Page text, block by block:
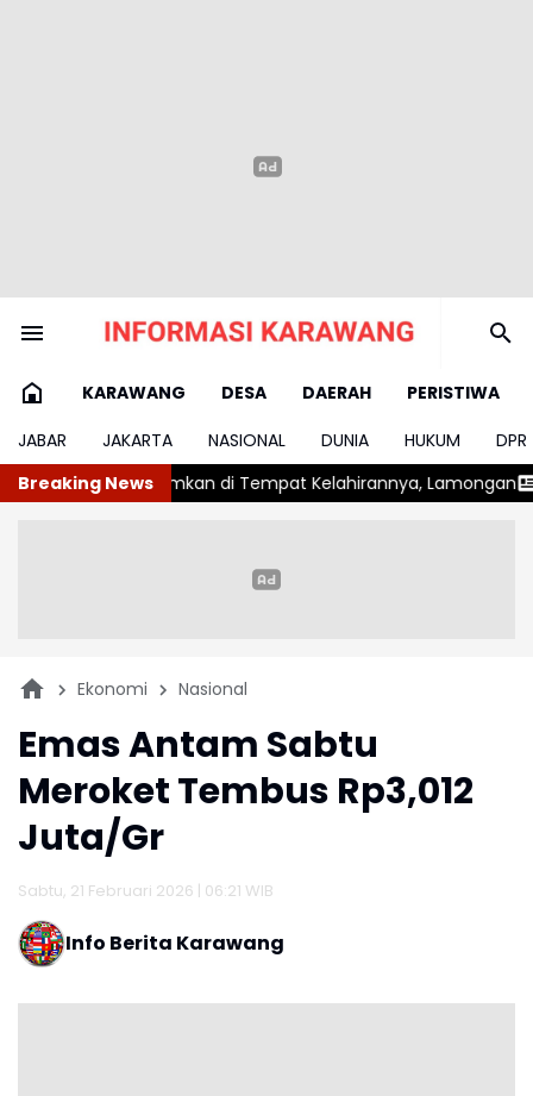
KARAWANG DESA DAERAH
PERISTIWA
JABAR
JAKARTA NASIONAL DUNIA HUKUM
DPR
Breaking News
Tempat Kelahirannya, Lamongan Cuaca Panas Ekstrem,
Ekonomi Nasional
Emas Antam Sabtu
Meroket Tembus Rp3,012
Juta/Gr
Sabtu, 21 Februari 2026 | 06:21 WIB
Info Berita Karawang